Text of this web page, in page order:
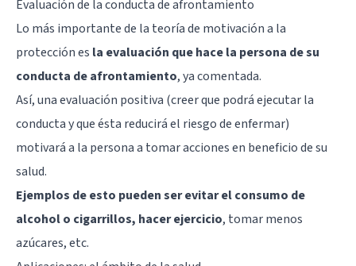
Evaluación de la conducta de afrontamiento
Lo más importante de la teoría de motivación a la
protección es la evaluación que hace la persona de su
conducta de afrontamiento, ya comentada.
Así, una evaluación positiva (creer que podrá ejecutar la
conducta y que ésta reducirá el riesgo de enfermar)
motivará a la persona a tomar acciones en beneficio de su
salud.
Ejemplos de esto pueden ser evitar el consumo de
alcohol o cigarrillos, hacer ejercicio, tomar menos
azúcares, etc.